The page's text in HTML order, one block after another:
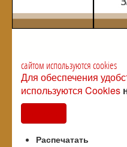
сайтом используются cookies
Для обеспечения
используются Cookies
Распечатать